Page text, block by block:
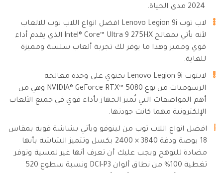
2024 مدى الحياة.
لاب توب Lenovo Legion 9i افضل انواع اللاب توب للالعاب
لأنه يأتي بمعالج Intel® Core™ Ultra 9 275HX الذي يقدم أداء
قوي ومميز وهذا ما يوفر لك تجربة ألعاب سلسة ومميزة
للغاية.
لابتوب Lenovo Legion 9i يحتوي على وحدة معالجة
الرسوميات من نوع NVIDIA® GeForce RTX™ 5080 وهي من
أهم المواصفات التي تُميز الجهاز بأداء قوي في جميع الألعاب
الإلكترونية مهما كانت جودتها.
افضل انواع اللاب توب من لينوفو ويأتي بشاشة قوية بمقاس
18 بوصة ودقة 3840 × 2400 بكسل وتتميز الشاشة بأنها
مضادة للتوهج ويجب عليك أن تعرف أنها غير لمسية وتوفر
تغطية 100% من نطاق ألوان DCI-P3 ونسبة سطوع 520